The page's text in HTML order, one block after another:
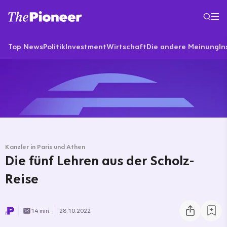
Top NewsPolitikInvestmentWirtschaftDie andere Meinung
Kanzler in Paris und Athen
Die fünf Lehren aus der Scholz-
Reise
14 min. 28.10.2022